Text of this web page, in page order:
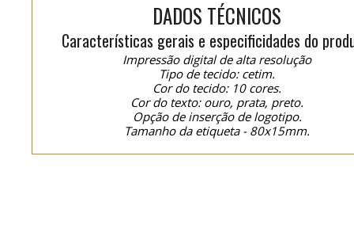
DADOS TÉCNICOS
Características gerais e especificidades do
Impressão digital de alta resolução
Tipo de tecido: cetim.
Cor do tecido: 10 cores.
Cor do texto: ouro, prata, preto.
Opção de inserção de logotipo.
Tamanho da etiqueta - 80x15mm.